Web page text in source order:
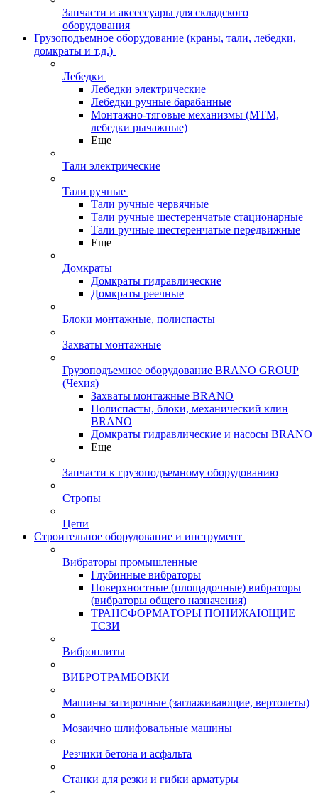
Запчасти и аксессуары для складского
оборудования
Грузоподъемное оборудование (краны, тали, лебедки,
домкраты и т.д.)
Лебедки
Лебедки электрические
Лебедки ручные барабанные
Монтажно-тяговые механизмы (МТМ,
лебедки рычажные)
Еще
Тали электрические
Тали ручные
Тали ручные червячные
Тали ручные шестеренчатые стационарные
Тали ручные шестеренчатые передвижные
Еще
Домкраты
Домкраты гидравлические
Домкраты реечные
Блоки монтажные, полиспасты
Захваты монтажные
Грузоподъемное оборудование BRANO GROUP
(Чехия)
Захваты монтажные BRANO
Полиспасты, блоки, механический клин
BRANO
Домкраты гидравлические и насосы BRANO
Еще
Запчасти к грузоподъемному оборудованию
Стропы
Цепи
Строительное оборудование и инструмент
Вибраторы промышленные
Глубинные вибраторы
Поверхностные (площадочные) вибраторы
(вибраторы общего назначения)
ТРАНСФОРМАТОРЫ ПОНИЖАЮЩИЕ
ТСЗИ
Виброплиты
ВИБРОТРАМБОВКИ
Машины затирочные (заглаживающие, вертолеты)
Мозаично шлифовальные машины
Резчики бетона и асфальта
Станки для резки и гибки арматуры